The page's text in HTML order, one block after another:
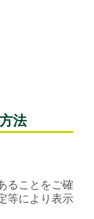
法
ることをご確
等により表示